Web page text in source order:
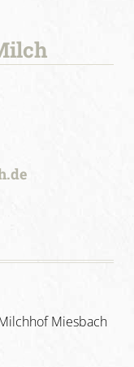
Miesbach